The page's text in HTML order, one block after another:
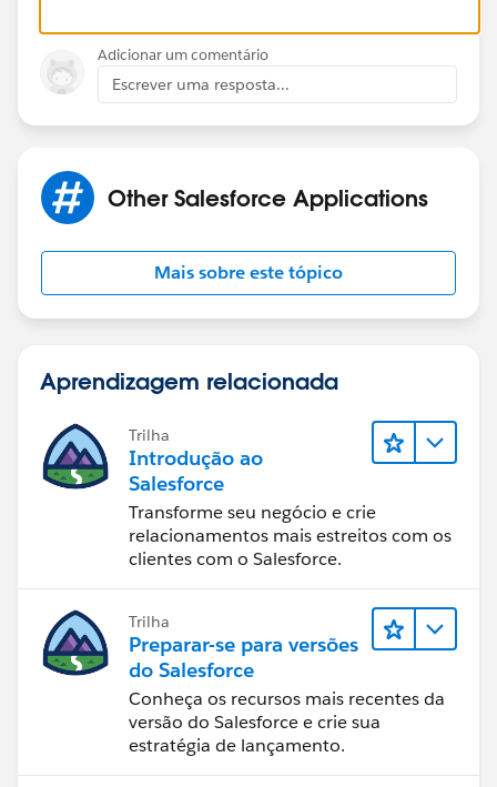
Regards,
Nagendra.
Adicionar um comentário
Escrever uma resposta...
Other Salesforce Applications
Mais sobre este tópico
Aprendizagem relacionada
Trilha
Introdução ao
Salesforce
Transforme seu negócio e crie
relacionamentos mais estreitos com os
clientes com o Salesforce.
Trilha
Preparar-se para versões
do Salesforce
Conheça os recursos mais recentes da
versão do Salesforce e crie sua
estratégia de lançamento.